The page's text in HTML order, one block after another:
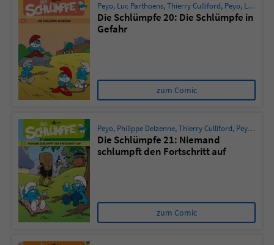
Peyo, Luc Parthoens,Thierry Culliford, Peyo, Luc Parthoens
Die Schlümpfe 20: Die Schlümpfe in
Gefahr
zum Comic
Peyo, Philippe Delzenne,Thierry Culliford, Peyo ,
Die Schlümpfe 21: Niemand
schlumpft den Fortschritt auf
zum Comic